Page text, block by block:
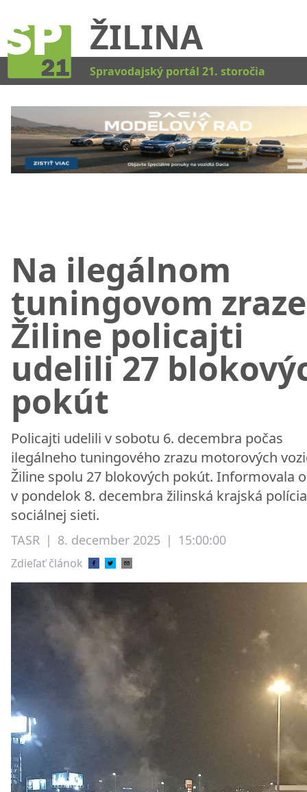
ŽILINA
Spravodajský portál 21. storočia
Na ilegálnom
tuningovom
Žiline policajti
udelili 27
pokút
Policajti udelili v sobotu 6. decembra počas
ilegálneho tuningového zrazu motorových
Žiline spolu 27 blokových pokút. Informovala
v pondelok 8. decembra žilinská krajská
sociálnej sieti.
TASR | 8. december 2025 | 15:00:00
Zdieľať článok